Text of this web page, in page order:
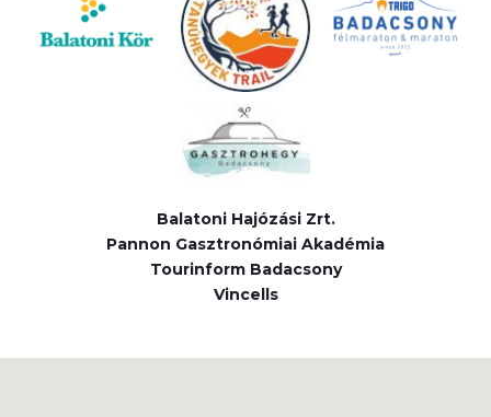
Balatoni Hajózási Zrt.
Pannon Gasztronómiai Akadémia
Tourinform Badacsony
Vincells